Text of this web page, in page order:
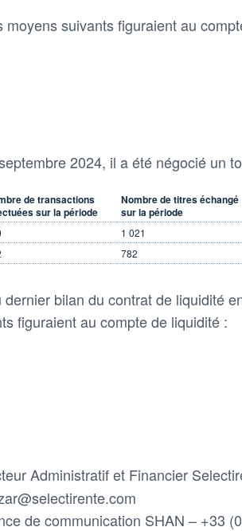
suivants figuraient au
2024, il a été négocié un
de transactions
sur la période
Nombre de titres échangé
sur la période
1 021
782
bilan du contrat de liquidité
figuraient au compte de liquidité :
Administratif et Financier
de communication SHAN – +33